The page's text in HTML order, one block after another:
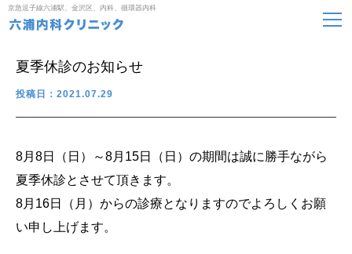
京急逗子線六浦駅、金沢区、内科、循環器内科
夏季休診のお知らせ
投稿日：2021.07.29
8月8日（日）～8月15日（日）の期間は誠に勝手ながら
夏季休診とさせて頂きます。
8月16日（月）からの診療となりますのでよろしくお願
い申し上げます。